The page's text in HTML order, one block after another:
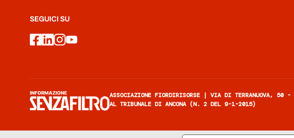
SEGUICI SU
facebook
linkedin
instagram
youtube
ASSOCIAZIONE FIORDIRISORSE | VIA DI TERRANUOVA, 50
AL TRIBUNALE DI ANCONA (N. 2 DEL 9-1-2015)